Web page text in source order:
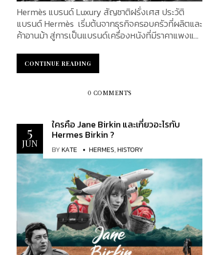
Hermès แบรนด์ Luxury สัญชาติฝรั่งเศส ประวัติ
แบรนด์ Hermès เริ่มต้นจากธุรกิจครอบครัวที่ผลิตและ
ค้าอานม้า สู่การเป็นแบรนด์เครื่องหนังที่มีราคาแพงและ
วามสำเร็จของ Hermès ภายใต้โลโก้รูปม้าและถุง
กระดาษสีส้มที่คุ้นตา ร่วมเดินทางค้นหาคำตอบบนเส้น
ยาวนานถึง 182 ปี ไปกับอาชา อันแสนสง่างามนี้...
CONTINUE READING
CONTINUE READING
0 COMMENTS
5
JUN
ใครคือ Jane Birkin และเกี่ยวอะไรกับ
Hermes Birkin ?
BYKATE HERMES,HISTORY